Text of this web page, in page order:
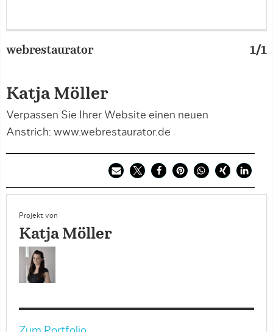
webrestaurator 1/1
Katja Möller
Verpassen Sie Ihrer Website einen neuen
Anstrich: www.webrestaurator.de
Projekt von
Katja Möller